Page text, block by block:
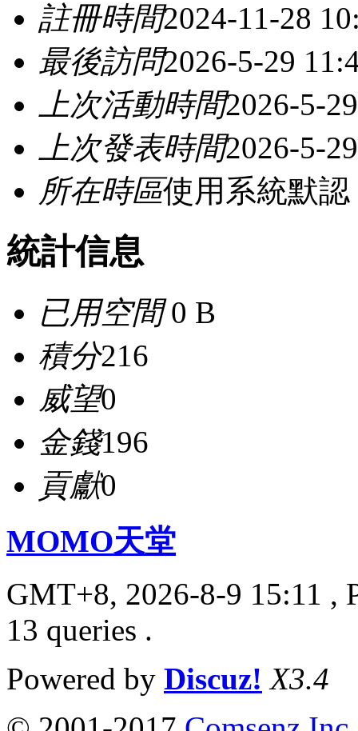
註冊時間2024-11-28
最後訪問2026-5-29
上次活動時間2026-5-
上次發表時間2026-5-
所在時區使用系統默認
統計信息
已用空間0 B
積分216
威望0
金錢196
貢獻0
MOMO天堂
GMT+8, 2026-8-9 15:11 ,
13 queries .
Powered by Discuz! X3.4